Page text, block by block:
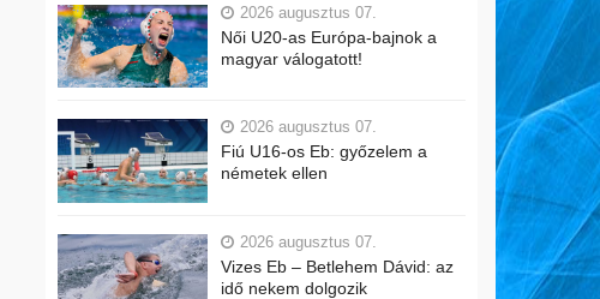
2026 augusztus 07.
Női U20-as Európa-bajnok a
magyar válogatott!
2026 augusztus 07.
Fiú U16-os Eb: győzelem a
németek ellen
2026 augusztus 07.
Vizes Eb – Betlehem Dávid: az
idő nekem dolgozik